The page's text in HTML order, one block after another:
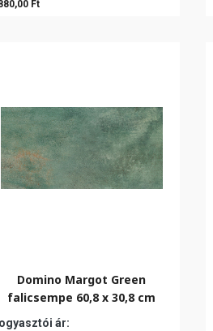
Ft
Domino Margot Green
falicsempe 60,8 x 30,8 cm
ár: